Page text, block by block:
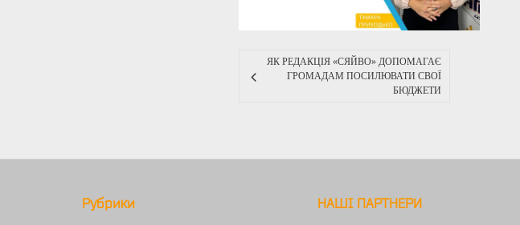
ЯК РЕДАКЦІЯ «СЯЙВО» ДОПОМАГАЄ
ГРОМАДАМ ПОСИЛЮВАТИ СВОЇ
БЮДЖЕТИ
Рубрики НАШІ ПАРТНЕРИ